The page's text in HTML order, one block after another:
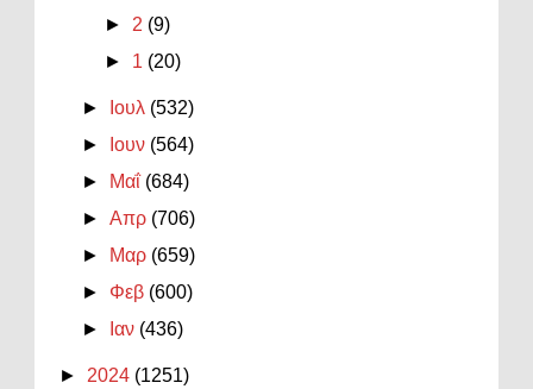
►2 (9)
► 1 (20)
► Ιουλ (532)
►
Ιουν (564)
►
Μαΐ (684)
►Απρ (706)
►
Μαρ (659)
► Φεβ (600)
►
Ιαν (436)
► 2024 (1251)